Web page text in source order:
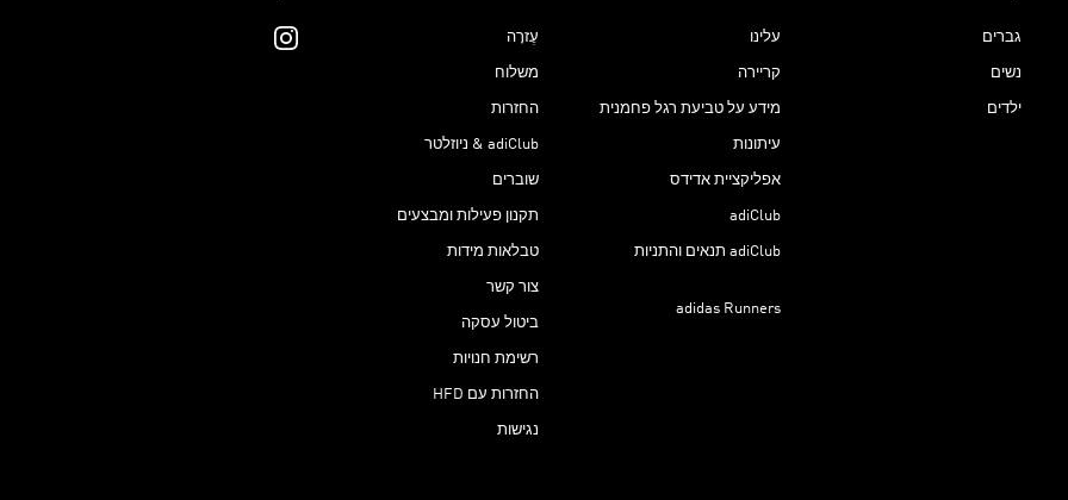
גברים
נשים
ילדים
עלינו
קריירה
מידע על טביעת רגל פחמנית
עיתונות
אפליקציית אדידס
adiClub
adiClub תנאים והתניות
adidas Runners
עֶזרָה
משלוח
החזרות
adiClub & ניוזלטר
שוברים
תקנון פעילות ומבצעים
טבלאות מידות
צור קשר
ביטול עסקה
רשימת חנויות
החזרות עם HFD
נגישות